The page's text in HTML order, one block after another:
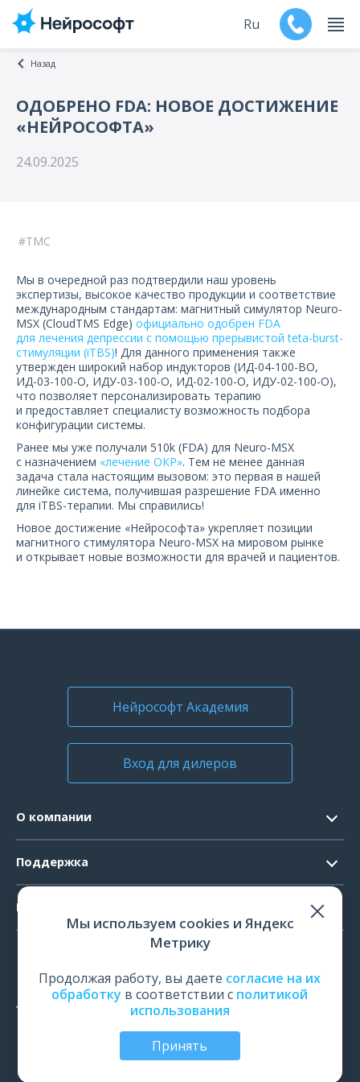
Продукты
Обучение
Дилеры
О компании
Карьера
Ru
Назад
ОДОБРЕНО FDA: НОВОЕ ДОСТИЖЕНИЕ
«НЕЙРОСОФТА»
24.09.2025
ТМС
Мы в очередной раз подтвердили наш уровень
экспертизы, высокое качество продукции и соответствие
международным стандартам: магнитный симулятор Neuro-
MSX (CloudTMS Edge) официально одобрен FDA
для лечения депрессии с помощью прерывистой teta-burst-
стимуляции (iTBS)! Для данного применения также
утвержден широкий набор индукторов (ИД-04-100-ВО,
ИД-03-100-О, ИДУ-03-100-О, ИД-02-100-О, ИДУ-02-100-О),
что позволяет персонализировать терапию
и предоставляет специалисту возможность подбора
конфигурации системы.
Ранее мы уже получали 510k (FDA) для Neuro-MSX
с назначением «лечение ОКР». Тем не менее данная
задача стала настоящим вызовом: это первая в нашей
линейке система, получившая разрешение FDA именно
для iTBS-терапии. Мы справились!
Новое достижение «Нейрософта» укрепляет позиции
магнитного стимулятора Neuro-MSX на мировом рынке
и открывает новые возможности для врачей и пациентов.
Нейрософт Академия
Вход для дилеров
О компании
Официальные документы
Поддержка
Системные требования
Поверка и калибровка
Продукты
ЭМГ
ИОМ
© Все права защищены | ООО «Нейрософт», Иваново,
Мы используем cookies и Яндекс
Метрику
Продолжая работу, вы даете согласие на их
обработку в соответствии с политикой
использования
Принять